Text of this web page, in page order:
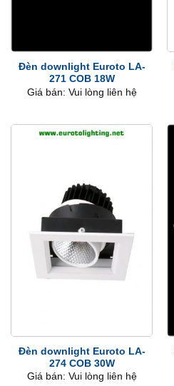
Đèn downlight Euroto LA-
271 COB 18W
Giá bán: Vui lòng liên hệ
Đèn downlight Euroto LA-
274 COB 30W
Giá bán: Vui lòng liên hệ